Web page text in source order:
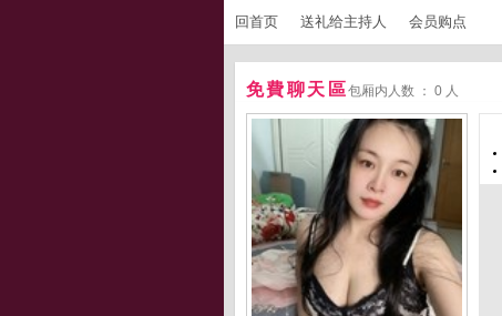
回首页 送礼给主持人 会员购点
免費聊天區包厢内人数 ： 0 人